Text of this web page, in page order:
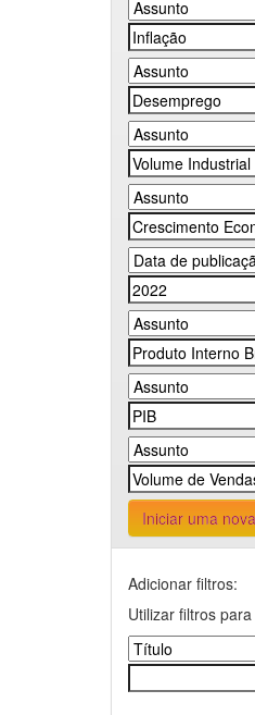
Iniciar uma
Adicionar filtros:
Utilizar filtros